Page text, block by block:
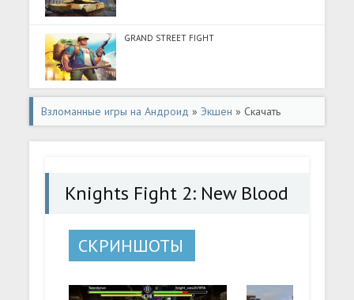
GRAND STREET FIGHT
Взломанные игры на Андроид »Экшен » Скачать
Knights Fight 2: New Blood (Много денег) на Андроид
Knights Fight 2: New Blood
СКРИНШОТЫ